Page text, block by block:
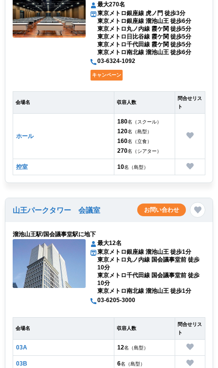
最大270名
東京メトロ銀座線 虎ノ門 徒歩3分
東京メトロ銀座線 溜池山王 徒歩6分
東京メトロ丸ノ内線 霞ケ関 徒歩5分
東京メトロ日比谷線 霞ケ関 徒歩5分
東京メトロ千代田線 霞ケ関 徒歩5分
東京メトロ南北線 溜池山王 徒歩6分
03-6324-1092
キャンペーン
会場名 収容人数
問合せリス
ト
ホール
180名（スクール）
120名（島型）
160名（立食）
270名（シアター）
控室 10名（島型）
山王パークタワー 会議室 お問い合わせ
溜池山王駅/国会議事堂駅に地下
最大12名
東京メトロ銀座線 溜池山王 徒歩1分
東京メトロ丸ノ内線 国会議事堂前 徒歩
10分
東京メトロ千代田線 国会議事堂前 徒歩
10分
東京メトロ南北線 溜池山王 徒歩1分
03-6205-3000
会場名 収容人数
問合せリス
ト
03A 12名（島型）
03B 6名（島型）